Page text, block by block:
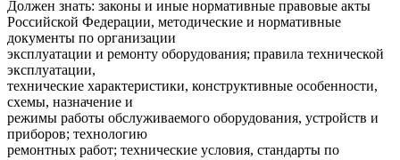
Должен знать: законы и иные нормативные правовые акты
Российской Федерации, методические и нормативные
документы по организации
эксплуатации и ремонту оборудования; правила технической
эксплуатации,
технические характеристики, конструктивные особенности,
схемы, назначение и
режимы работы обслуживаемого оборудования, устройств и
приборов; технологию
ремонтных работ; технические условия, стандарты по